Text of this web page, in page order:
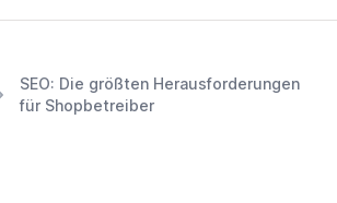
SEO: Die größten Herausforderungen
für Shopbetreiber